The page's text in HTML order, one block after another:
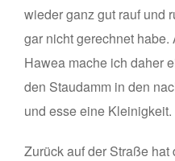
wieder ganz gut rauf und
gar nicht gerechnet
Hawea mache ich daher
den Staudamm in den
und esse eine Kleinigkeit.
Zurück auf der Straße